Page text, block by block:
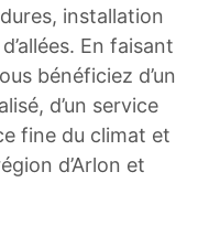
installation
En faisant
bénéficiez d’un
d’un service
fine du climat et
d’Arlon et